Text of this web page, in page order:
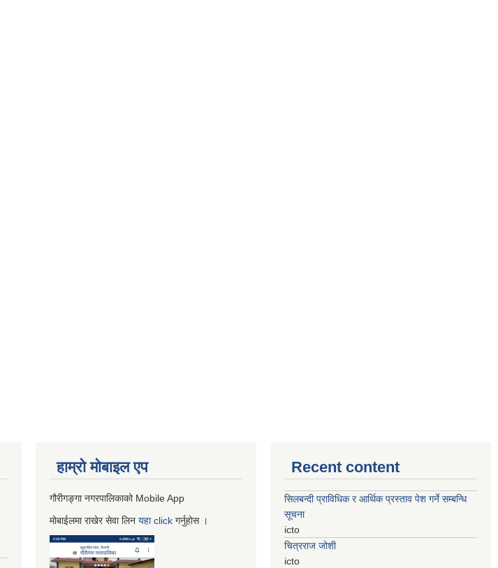
हाम्रो माेबाइल एप
गौरीगङ्गा नगरपालिकाको Mobile App
मोबाईलमा राखेर सेवा लिन यहाclick गर्नुहाेस ।
Recent content
सिलबन्दी प्राविधिक र आर्थिक प्रस्ताव पेश गर्ने सम्बन्धि
सूचना
icto
चित्रराज जोशी
icto